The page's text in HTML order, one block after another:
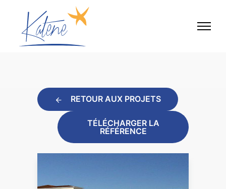
RETOUR AUX PROJETS
TÉLÉCHARGER LA
RÉFÉRENCE